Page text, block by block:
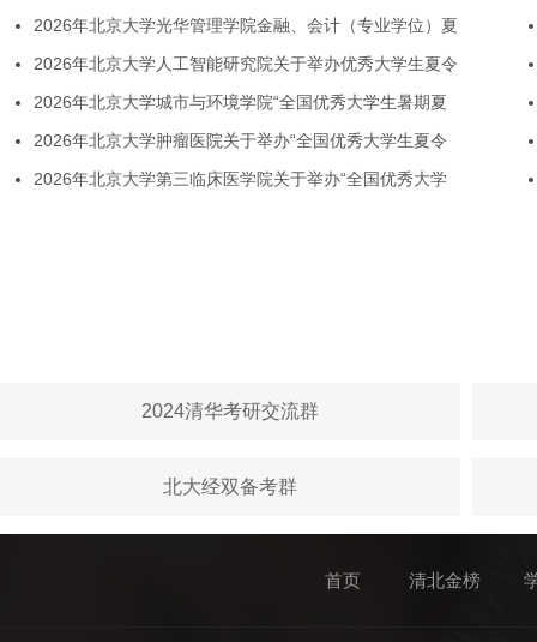
2026年北京大学光华管理学院金融、会计（专业学位）夏
2026年北京大学人工智能研究院关于举办优秀大学生夏令
2026年北京大学城市与环境学院“全国优秀大学生暑期夏
2026年北京大学肿瘤医院关于举办“全国优秀大学生夏令
2026年北京大学第三临床医学院关于举办“全国优秀大学
2024清华考研交流群
北大经双备考群
首页 清北金榜